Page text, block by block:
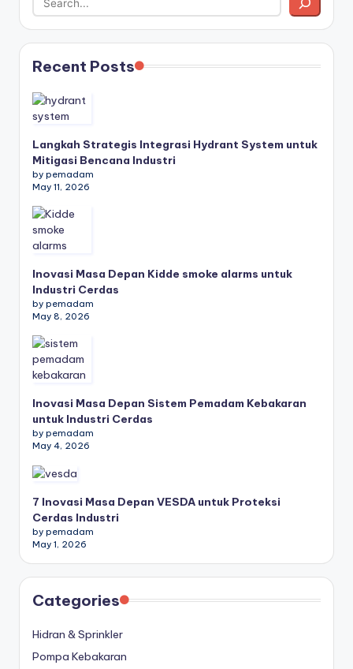
Recent Posts
Langkah Strategis Integrasi Hydrant System untuk
Mitigasi Bencana Industri
by pemadam
May 11, 2026
Inovasi Masa Depan Kidde smoke alarms untuk
Industri Cerdas
by pemadam
May 8, 2026
Inovasi Masa Depan Sistem Pemadam Kebakaran
untuk Industri Cerdas
by pemadam
May 4, 2026
7 Inovasi Masa Depan VESDA untuk Proteksi
Cerdas Industri
by pemadam
May 1, 2026
Categories
Hidran & Sprinkler
Pompa Kebakaran